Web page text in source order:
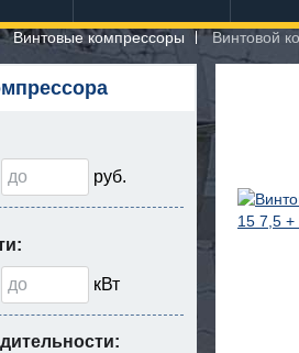
Винтовые компрессоры Винтовой
руб.
кВт